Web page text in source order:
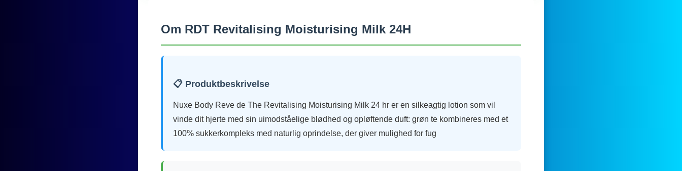
Om RDT Revitalising Moisturising Milk 24H
📋 Produktbeskrivelse
Nuxe Body Reve de The Revitalising Moisturising Milk 24 hr er en silkeagtig lotion som vil
vinde dit hjerte med sin uimodståelige blødhed og opløftende duft: grøn te kombineres med et
100% sukkerkompleks med naturlig oprindelse, der giver mulighed for fug